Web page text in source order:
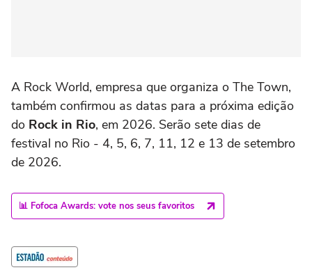
A Rock World, empresa que organiza o The Town,
também confirmou as datas para a próxima edição
do Rock in Rio, em 2026. Serão sete dias de
festival no Rio - 4, 5, 6, 7, 11, 12 e 13 de setembro
de 2026.
📊 Fofoca Awards: vote nos seus favoritos